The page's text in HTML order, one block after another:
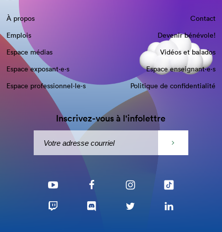
À propos
Contact
Emplois
Devenir bénévole!
Espace médias
Vidéos et balados
Espace exposant·e⋅s
Espace enseignant·e⋅s
Espace professionnel·le⋅s
Politique de confidentialité
Inscrivez-vous à l'infolettre